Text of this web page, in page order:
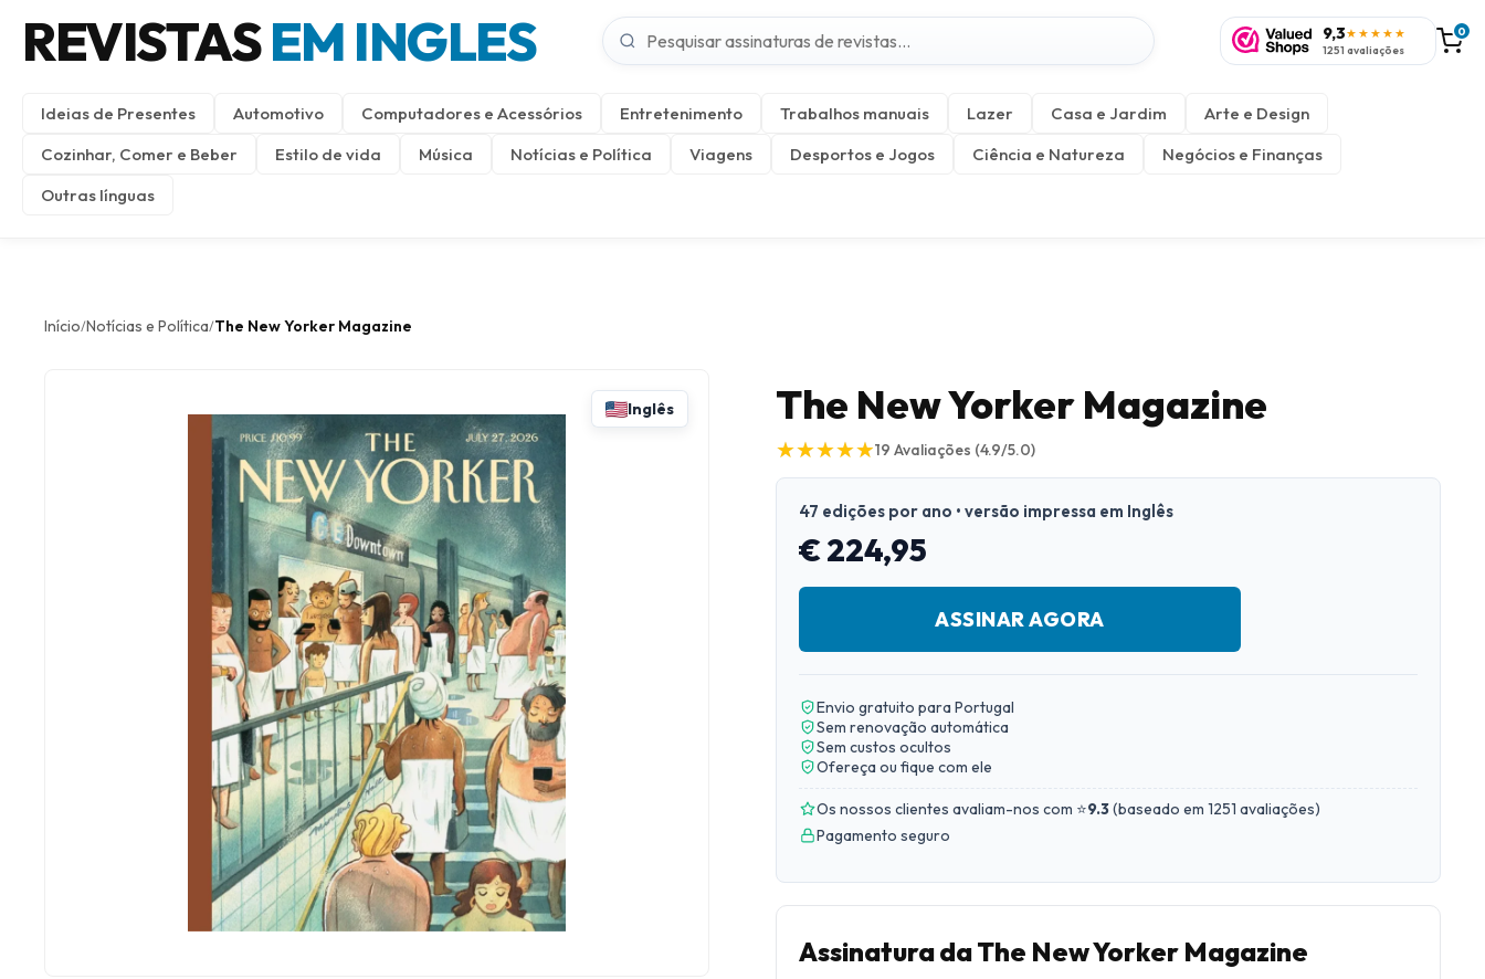
REVISTASEM INGLES 9,3★★★★★
1251 avaliações
0
Ideias de Presentes Automotivo Computadores e Acessórios Entretenimento Trabalhos manuais Lazer Casa e Jardim
Arte e Design
Cozinhar, Comer e Beber
Estilo de vida Música Notícias e Política Viagens Desportos e Jogos Ciência e Natureza
Negócios e Finanças
Outras línguas
Início/Notícias e Política/The New Yorker Magazine
Inglês The New Yorker Magazine
★
★★
★★
★★
★★
★19 Avaliações (4.9/5.0)
47 edições por ano • versão impressa em Inglês
€ 224,95
ASSINAR AGORA
Envio gratuito para Portugal
Sem renovação automática
Sem custos ocultos
Ofereça ou fique com ele
Os nossos clientes avaliam-nos com ⭐9.3(baseado em 1251 avaliações)
Pagamento seguro
Assinatura da The New Yorker Magazine